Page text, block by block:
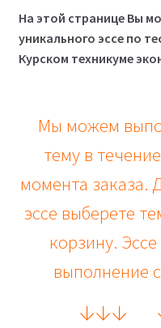
1,500₽.
На этой странице Вы
уникального эссе по
Курском техникуме
Мы можем
тему в
момента заказа.
эссе выберете
корзину.
выполнение
↓↓↓